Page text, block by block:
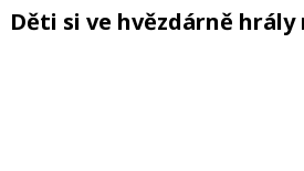
Děti si ve hvězdárně hrály